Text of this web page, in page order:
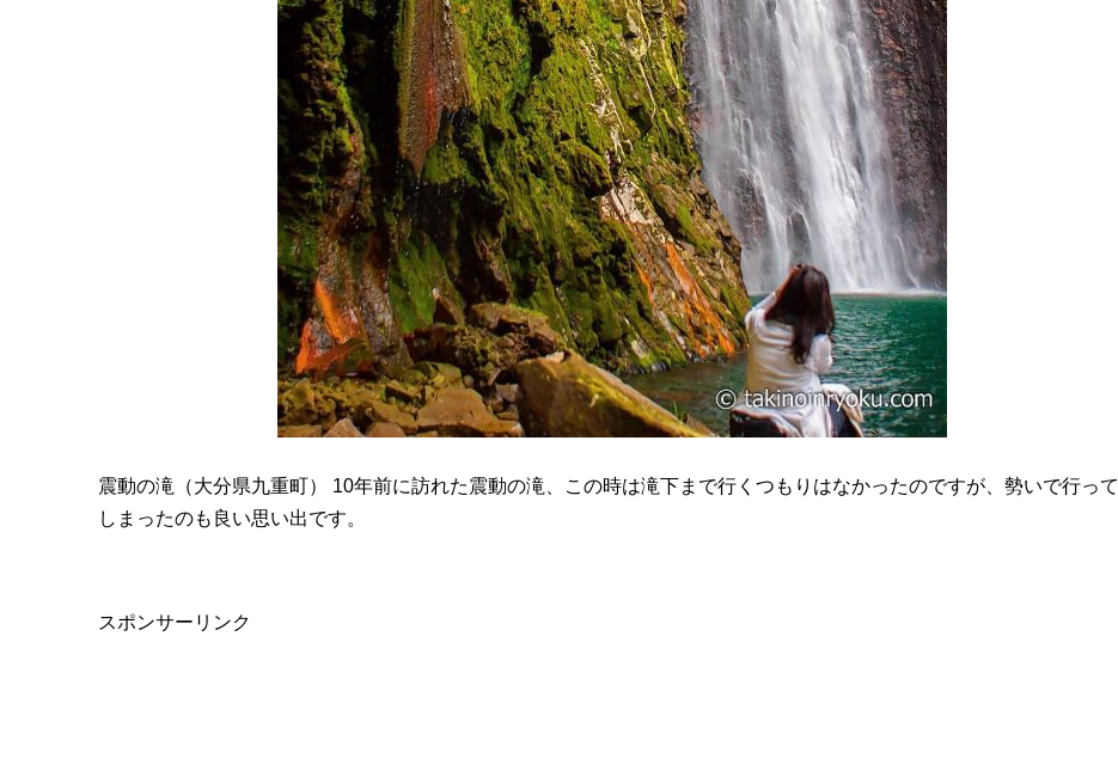
震動の滝（大分県九重町） 10年前に訪れた震動の滝、この時は滝下まで行くつもりはなかったのですが、勢いで行って
しまったのも良い思い出です。
スポンサーリンク